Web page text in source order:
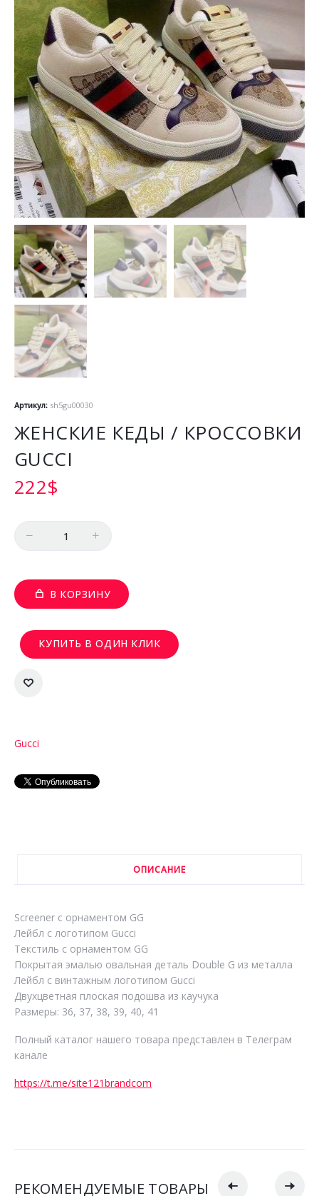
Артикул: sh5gu00030
ЖЕНСКИЕ КЕДЫ / КРОССОВКИ
GUCCI
222$
В КОРЗИНУ
КУПИТЬ В ОДИН КЛИК
Gucci
ОПИСАНИЕ
Screener с орнаментом GG
Лейбл с логотипом Gucci
Текстиль с орнаментом GG
Покрытая эмалью овальная деталь Double G из металла
Лейбл с винтажным логотипом Gucci
Двухцветная плоская подошва из каучука
Размеры: 36, 37, 38, 39, 40, 41
Полный каталог нашего товара представлен в Телеграм
канале
https://t.me/site121brandcom
РЕКОМЕНДУЕМЫЕ ТОВАРЫ